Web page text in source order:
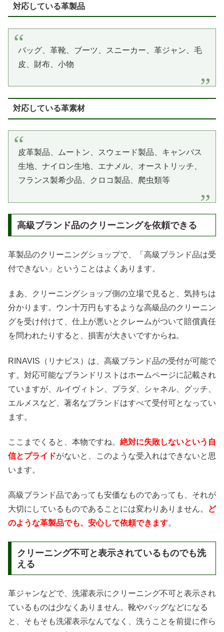
対応している革製品
バッグ、革靴、ブーツ、スニーカー、革ジャン、毛
皮、財布、小物
対応している革素材
皮革製品、ムートン、スウェード製品、キャンバス
生地、ナイロン生地、エナメル、オーストリッチ、
フランス製希少品、クロコ製品、爬虫類等
高級ブランド品のクリーニングを依頼できる
革製品のクリーニングショップで、「高級ブランド品は受
付できない」ということはよくあります。
まあ、クリーニングショップ側の立場で見ると、気持ちは
分かります。ウン十万円もするような高級品のクリーニン
グを受け付けて、仕上が悪いとクレームがついて賠償責任
を問われたりすると、損害が大きいですからね。
RINAVIS（リナビス）は、高級ブランド品の受付が可能で
す。対応可能なブランドリストはホームページに記載され
ていますが、ルイヴィトン、プラダ、シャネル、グッチ、
エルメスなど、著名なブランドはすべて受付可となってい
ます。
ここまでくると、本物ですね。 絶対に失敗しないという自
信とプライドがないと、このような受入れはできないと思
います。
高級ブランド品であっても安価なものであっても、それが
大切にしているものであることには変わりありません。
ど
のような革製品でも、安心して依頼できます。
クリーニング不可と表示されているものでも洗
える
革ジャンなどで、洗濯表示にクリーニング不可と表示され
ているものは少なくありません。靴やバッグなどになる
と、そもそも洗濯表示なんてなく、洗うことを前提に作ら